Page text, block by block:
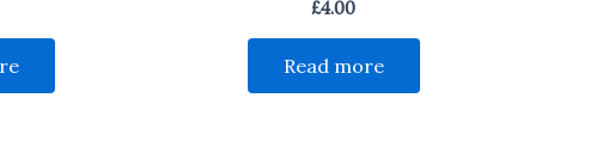
£4.00
Read more